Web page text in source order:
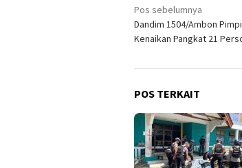
Navigasi
pos
Pos sebelumnya
Dandim 1504/Ambon
Kenaikan Pangkat 21
POS TERKAIT